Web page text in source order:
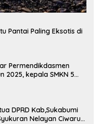
Pantai Paling Eksotis di
Permendikdasmen
2025, kepala SMKN 5
DPRD Kab,Sukabumi
Nelayan Ciwaru